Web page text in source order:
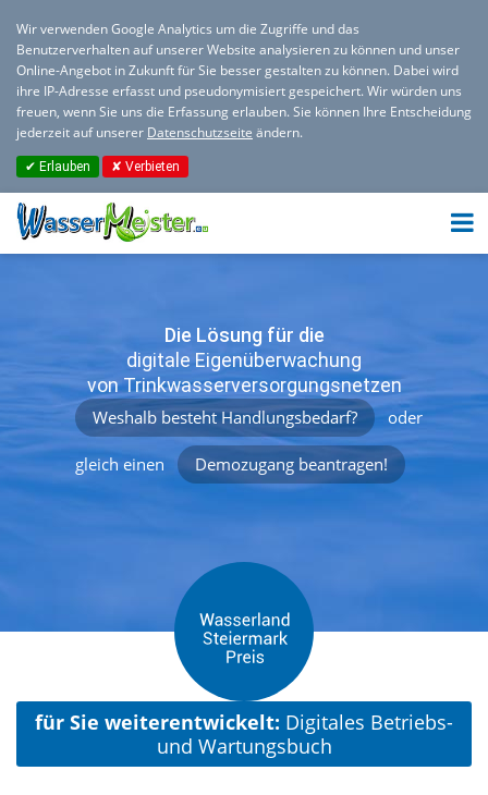
Wir verwenden Google Analytics um die Zugriffe und das
Benutzerverhalten auf unserer Website analysieren zu können und unser
Online-Angebot in Zukunft für Sie besser gestalten zu können. Dabei wird
ihre IP-Adresse erfasst und pseudonymisiert gespeichert. Wir würden uns
freuen, wenn Sie uns die Erfassung erlauben. Sie können Ihre Entscheidung
jederzeit auf unserer Datenschutzseite ändern.
✔ Erlauben ✘ Verbieten
Die Lösung für die
digitale Eigenüberwachung
von Trinkwasserversorgungsnetzen
Weshalb besteht Handlungsbedarf?
oder
gleich einen Demozugang beantragen!
für Sie weiterentwickelt: Digitales Betriebs-
und Wartungsbuch